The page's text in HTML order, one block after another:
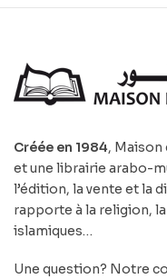
Créée en 1984, Maison
et une librairie arabo-
l’édition, la vente et la
rapporte à la religion,
islamiques…
Une question? Notre